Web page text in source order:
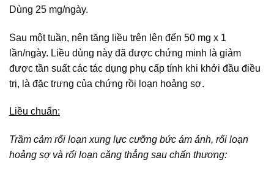
Dùng 25 mg/ngày.
Sau một tuần, nên tăng liều trên lên đến 50 mg x 1
lần/ngày. Liều dùng này đã được chứng minh là giảm
được tần suất các tác dụng phụ cấp tính khi khởi đầu điều
trị, là đặc trưng của chứng rồi loạn hoảng sợ.
Liều chuẩn:
Trầm cảm rối loạn xung lực cưỡng bức ám ảnh, rối loạn
hoảng sợ và rối loạn căng thẳng sau chấn thương: